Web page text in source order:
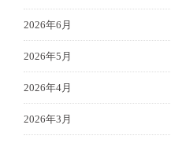
2026年6月
2026年5月
2026年4月
2026年3月